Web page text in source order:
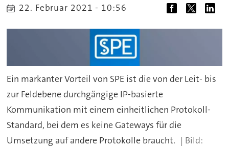
22. Februar 2021 - 10:56
Ein markanter Vorteil von SPE ist die von der Leit- bis
zur Feldebene durchgängige IP-basierte
Kommunikation mit einem einheitlichen Protokoll-
Standard, bei dem es keine Gateways für die
Umsetzung auf andere Protokolle braucht.